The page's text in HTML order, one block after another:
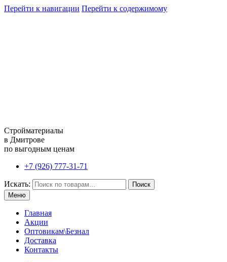
Перейти к навигации Перейти к содержимому
Стройматериалы
в Дмитрове
по выгодным ценам
+7 (926) 777-31-71
Искать:
Поиск
Меню
Главная
Акции
Оптовикам\Безнал
Доставка
Контакты